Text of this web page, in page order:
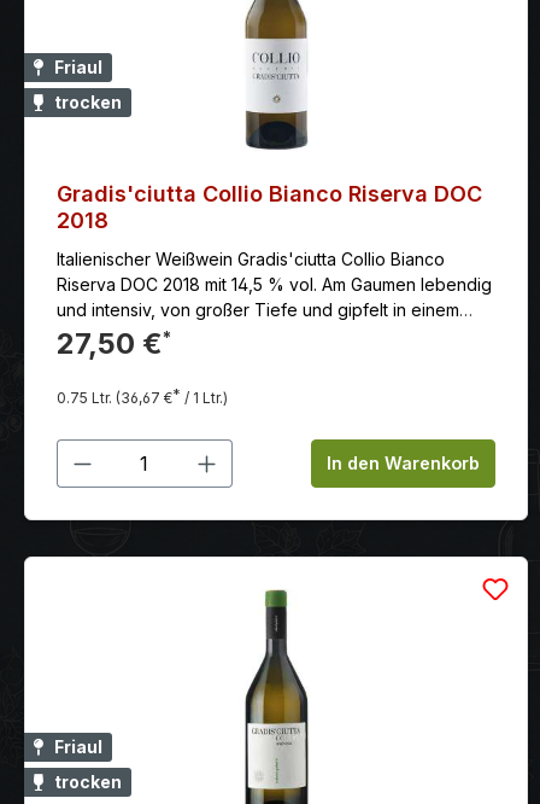
Friaul
trocken
Gradis'ciutta Collio Bianco Riserva DOC
2018
Italienischer Weißwein Gradis'ciutta Collio Bianco
Riserva DOC 2018 mit 14,5 % vol. Am Gaumen lebendig
und intensiv, von großer Tiefe und gipfelt in einem
konzentrierten Abgang, in dem Zitrusnoten durch
Empfindungen von reifen gelben Früchten
ausgeglichen werden.
27,50 €*
0.75 Ltr. (36,67 €* / 1 Ltr.)
Produkt Anzahl: Gib denIn den Warenkorb
Friaul
trocken